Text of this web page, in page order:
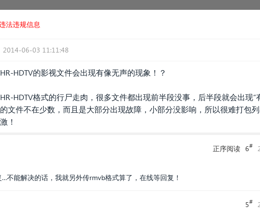
法违规信息
2014-06-03 11:11:48
HDTV的影视文件会出现有像无声的现象！？
HDTV格式的行尸走肉，很多文件都出现前半段没事，后半段就会出现“
文件不在少数，而且是大部分出现故障，小部分没影响，所以很难打包
！
正序阅读 6#
不能解决的话，我就另外传rmvb格式算了，在线等回复！
5#